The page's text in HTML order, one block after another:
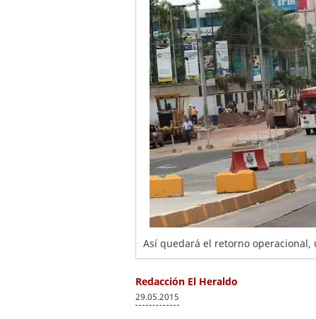
Así quedará el retorno
Redacción El Heraldo
29.05.2015